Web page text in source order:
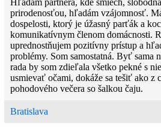
prirodenosťou, hľadám vzájomnosť.
dospelosti, ktorý je úžasný parťák a
komunikatívnym členom domácnosti.
uprednostňujem pozitívny prístup a
problémy. Som samostatná. Byť sama
rada by som zdieľala všetko pekné s
usmievať očami, dokáže sa tešiť ako z
pohodového večera so šalkou čaju.
Bratislava